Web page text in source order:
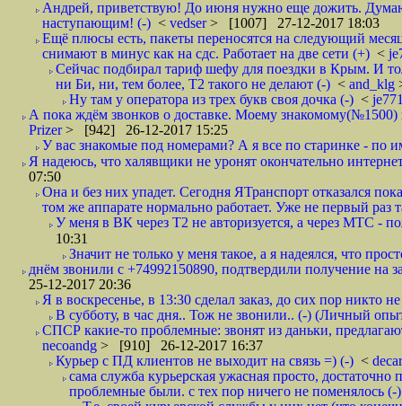
Андрей, приветствую! До июня нужно еще дожить.
наступающим! (-) < vedser> [1007] 27-12-2017 18:03
Ещё плюсы есть, пакеты переносятся на следующий
снимают в минус как на сдс. Работает на две сети (+) <
Сейчас подбирал тариф шефу для поездки в Крым. И
ни Би, ни, тем более, Т2 такого не делают (-) < and_klg
Ну там у оператора из трех букв своя дочка (-) <
А пока ждём звонков о доставке. Моему знакомому(№1500)
Prizer> [942] 26-12-2017 15:25
У вас знакомые под номерами? А я все по старинке - по
Я надеюсь, что халявщики не уронят окончательно
07:50
Она и без них упадет. Сегодня ЯТранспорт отказался
том же аппарате нормально работает. Уже не первый раз
У меня в ВК через Т2 не авторизуется, а через МТС -
10:31
Значит не только у меня такое, а я надеялся, что
днём звонили с +74992150890, подтвердили получение на
25-12-2017 20:36
Я в воскресенье, в 13:30 сделал заказ, до сих пор никто
В субботу, в час дня.. Тож не звонили.. (-) (Личный
СПСР какие-то проблемные: звонят из даньки,
necoandg > [910] 26-12-2017 16:37
Курьер с ПД клиентов не выходит на связь =) (-) <
сама служба курьерская ужасная просто,
проблемные были. с тех пор ничего не поменялось (-)